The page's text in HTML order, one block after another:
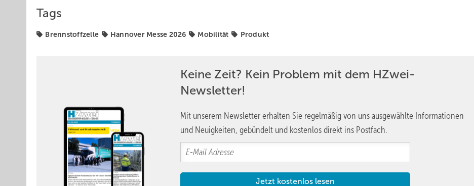
Tags
Brennstoffzelle Hannover Messe 2026 Mobilität Produkt
Keine Zeit? Kein Problem mit dem HZwei-
Newsletter!
Mit unserem Newsletter erhalten Sie regelmäßig von uns ausgewählte Informationen
und Neuigkeiten, gebündelt und kostenlos direkt ins Postfach.